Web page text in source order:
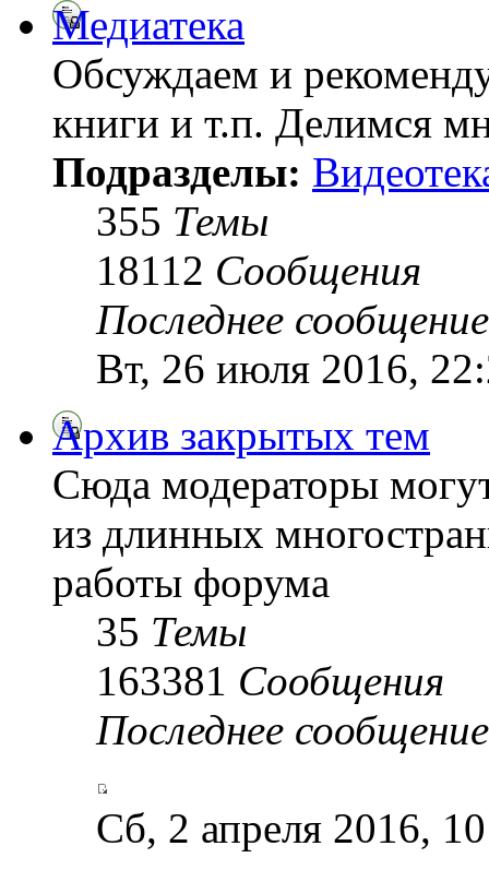
Медиатека
Обсуждаем и
книги и т.п. Делимся
Подразделы:
355 Темы
18112 Сообщения
Последнее сообщение
Вт, 26 июля 2016,
Архив закрытых тем
Сюда модераторы
из длинных
работы форума
35 Темы
163381 Сообщения
Последнее сообщение
Сб, 2 апреля 2016,